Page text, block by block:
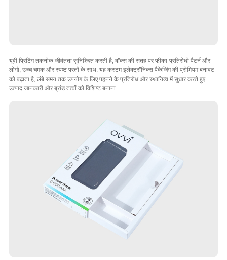
यूवी प्रिंटिंग तकनीक जीवंतता सुनिश्चित करती है, बॉक्स की सतह पर फीका-प्रतिरोधी पैटर्न और
लोगो, उच्च चमक और स्पष्ट परतों के साथ. यह कस्टम इलेक्ट्रॉनिक्स पैकेजिंग की प्रीमियम बनावट
को बढ़ाता है, लंबे समय तक उपयोग के लिए पहनने के प्रतिरोध और स्थायित्व में सुधार करते हुए
उत्पाद जानकारी और ब्रांड तत्वों को विशिष्ट बनाना.